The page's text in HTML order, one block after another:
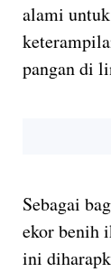
alami
pangan di
Sebagai
ekor benih
ini